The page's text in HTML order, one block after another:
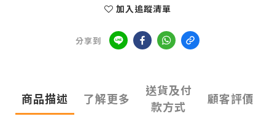
加入追蹤清單
分享到
商品描述 了解更多
送貨及付
款方式
顧客評價